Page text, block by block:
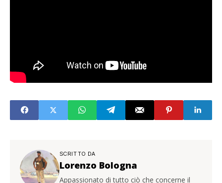
SCRITTO DA
Lorenzo Bologna
Appassionato di tutto ciò che concerne il